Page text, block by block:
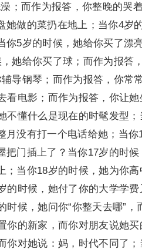
而作为报答，你整晚的哭
做的菜扔在地上；当你4岁
5岁的时候，她给你买了漂
她给你买了球；而作为报答
导钢琴；而作为报答，你常
看电影；而作为报答，你让
不懂什么是现在的时髦发型
没有打一个电话给她；当你
门插上了？当你17岁的时
当你18岁的时候，她为你
的时候，她付了你的大学学
候，她问你“你整天去哪”，
的新家，而你对朋友说她买
你对她说：妈，时代不同了